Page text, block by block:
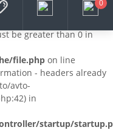
be greater than 0 in
file.php on line
- headers already
avto-
in
startup/
0